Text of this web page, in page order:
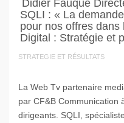
Didier Fauque
SQLI : « La
pour nos offres dans
Digital : Stratégie et
STRATEGIE ET RÉSULTATS
La Web Tv partenaire
par CF&B Communication
dirigeants. SQLI,